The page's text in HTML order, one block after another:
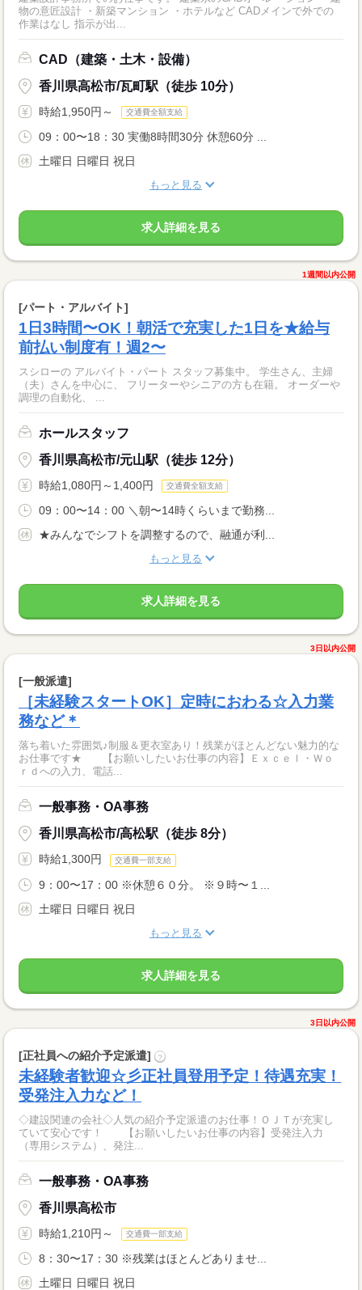
物の意匠設計 ・新築マンション ・ホテルなど CADメインで外での
作業はなし 指示が出...
CAD（建築・土木・設備）
香川県高松市/瓦町駅（徒歩 10分）
時給1,950円～ 交通費全額支給
09：00〜18：30 実働8時間30分 休憩60分 ...
土曜日 日曜日 祝日
もっと見る
求人詳細を見る
1週間以内公開
[パート・アルバイト]
1日3時間〜OK！朝活で充実した1日を★給与
前払い制度有！週2〜
スシローの アルバイト・パート スタッフ募集中。 学生さん、主婦
（夫）さんを中心に、 フリーターやシニアの方も在籍。 オーダーや
調理の自動化、 ...
ホールスタッフ
香川県高松市/元山駅（徒歩 12分）
時給1,080円～1,400円 交通費全額支給
09：00〜14：00 ＼朝〜14時くらいまで勤務...
★みんなでシフトを調整するので、融通が利...
もっと見る
求人詳細を見る
3日以内公開
[一般派遣]
［未経験スタートOK］定時におわる☆入力業
務など＊
落ち着いた雰囲気♪制服＆更衣室あり！残業がほとんどない魅力的な
お仕事です★ 【お願いしたいお仕事の内容】Ｅｘｃｅｌ・Ｗｏ
ｒｄへの入力、電話...
一般事務・OA事務
香川県高松市/高松駅（徒歩 8分）
時給1,300円 交通費一部支給
9：00〜17：00 ※休憩６０分。 ※９時〜１...
土曜日 日曜日 祝日
もっと見る
求人詳細を見る
3日以内公開
[正社員への紹介予定派遣] ?
未経験者歓迎☆彡正社員登用予定！待遇充実！
受発注入力など！
◇建設関連の会社◇人気の紹介予定派遣のお仕事！ＯＪＴが充実し
ていて安心です！ 【お願いしたいお仕事の内容】受発注入力
（専用システム）、発注...
一般事務・OA事務
香川県高松市
時給1,210円～ 交通費一部支給
8：30〜17：30 ※残業はほとんどありませ...
土曜日 日曜日 祝日